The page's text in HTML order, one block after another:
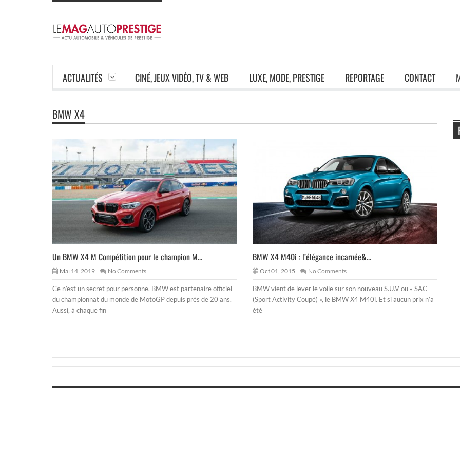
ACTUALITÉS CINÉ, JEUX VIDÉO, TV & WEB LUXE, MODE, PRESTIGE REPORTAGE CONTACT
BMW X4
Un BMW X4 M Compétition pour le champion M...
Mai 14, 2019 No Comments
Ce n’est un secret pour personne, BMW est partenaire officiel
du championnat du monde de MotoGP depuis près de 20 ans.
Aussi, à chaque fin
BMW X4 M40i : l’élégance incarnée&...
Oct 01, 2015 No Comments
BMW vient de lever le voile sur son nouveau S.U.V ou « SAC
(Sport Activity Coupé) », le BMW X4 M40i. Et si aucun prix n’a
été